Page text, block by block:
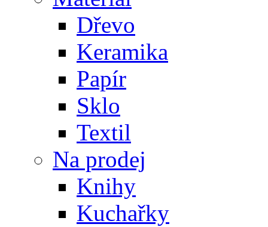
Dřevo
Keramika
Papír
Sklo
Textil
Na prodej
Knihy
Kuchařky